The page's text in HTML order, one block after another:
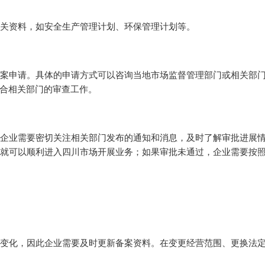
料，如安全生产管理计划、环保管理计划等。
请。具体的申请方式可以咨询当地市场监督管理部门或相关部
相关部门的审查工作。
需要密切关注相关部门发布的通知和消息，及时了解审批进展
可以顺利进入四川市场开展业务；如果审批未通过，企业需要按
，因此企业需要及时更新备案资料。在变更经营范围、更换法